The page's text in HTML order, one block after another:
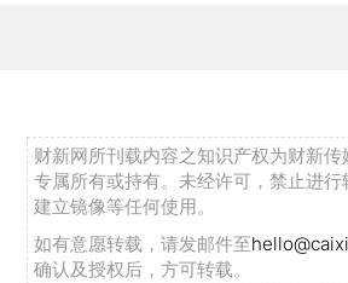
财新网所刊载内容之知识产权为财新传
专属所有或持有。未经许可，禁止进行
建立镜像等任何使用。
如有意愿转载，请发邮件至
确认及授权后，方可转载。